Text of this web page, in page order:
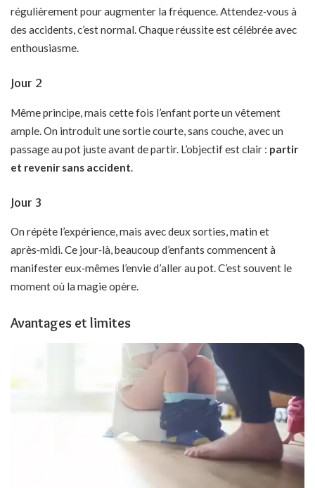
régulièrement pour augmenter la fréquence. Attendez‑vous à
des accidents, c’est normal. Chaque réussite est célébrée avec
enthousiasme.
Jour 2
Même principe, mais cette fois l’enfant porte un vêtement
ample. On introduit une sortie courte, sans couche, avec un
passage au pot juste avant de partir. L’objectif est clair : partir
et revenir sans accident.
Jour 3
On répète l’expérience, mais avec deux sorties, matin et
après‑midi. Ce jour‑là, beaucoup d’enfants commencent à
manifester eux‑mêmes l’envie d’aller au pot. C’est souvent le
moment où la magie opère.
Avantages et limites